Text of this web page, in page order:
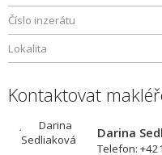
Číslo inzerátu
Lokalita
Kontaktovat
Darina
Telefon: